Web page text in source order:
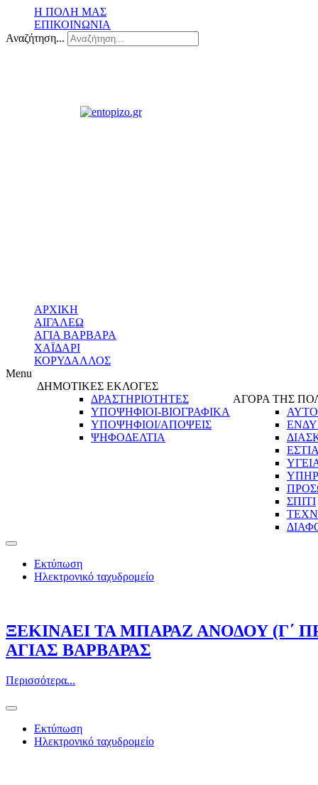
Η ΠΟΛΗ ΜΑΣ
ΕΠΙΚΟΙΝΩΝΙΑ
Αναζήτηση...
ΑΡΧΙΚΗ
ΑΙΓΑΛΕΩ
ΑΓΙΑ ΒΑΡΒΑΡΑ
ΧΑΪΔΑΡΙ
ΚΟΡΥΔΑΛΛΟΣ
Menu
ΔΗΜΟΤΙΚΕΣ ΕΚΛΟΓΕΣ
ΔΡΑΣΤΗΡΙΟΤΗΤΕΣ
ΥΠΟΨΗΦΙΟΙ-ΒΙΟΓΡΑΦΙΚΑ
ΥΠΟΨΗΦΙΟΙ/ΑΠΟΨΕΙΣ
ΨΗΦΟΔΕΛΤΙΑ
ΑΓΟΡΑ ΤΗΣ
ΣΠΙΤΙ
Εκτύπωση
Ηλεκτρονικό ταχυδρομείο
ΞΕΚΙΝΑΕΙ ΤΑ ΜΠΑΡΑΖ ΑΝΟΔΟΥ (Γ΄
ΑΓΙΑΣ ΒΑΡΒΑΡΑΣ
Περισσότερα...
Εκτύπωση
Ηλεκτρονικό ταχυδρομείο